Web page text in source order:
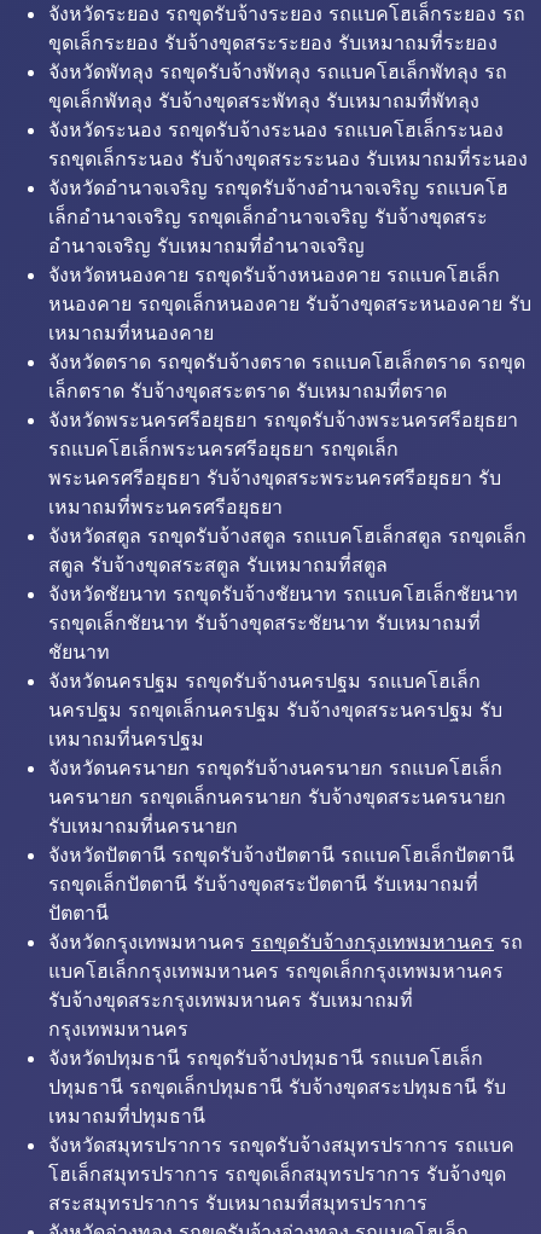
จังหวัดระยอง รถขุดรับจ้างระยอง รถแบคโฮเล็กระยอง รถ
ขุดเล็กระยอง รับจ้างขุดสระระยอง รับเหมาถมที่ระยอง
จังหวัดพัทลุง รถขุดรับจ้างพัทลุง รถแบคโฮเล็กพัทลุง รถ
ขุดเล็กพัทลุง รับจ้างขุดสระพัทลุง รับเหมาถมที่พัทลุง
จังหวัดระนอง รถขุดรับจ้างระนอง รถแบคโฮเล็กระนอง
รถขุดเล็กระนอง รับจ้างขุดสระระนอง รับเหมาถมที่ระนอง
จังหวัดอำนาจเจริญ รถขุดรับจ้างอำนาจเจริญ รถแบคโฮ
เล็กอำนาจเจริญ รถขุดเล็กอำนาจเจริญ รับจ้างขุดสระ
อำนาจเจริญ รับเหมาถมที่อำนาจเจริญ
จังหวัดหนองคาย รถขุดรับจ้างหนองคาย รถแบคโฮเล็ก
หนองคาย รถขุดเล็กหนองคาย รับจ้างขุดสระหนองคาย รับ
เหมาถมที่หนองคาย
จังหวัดตราด รถขุดรับจ้างตราด รถแบคโฮเล็กตราด รถขุด
เล็กตราด รับจ้างขุดสระตราด รับเหมาถมที่ตราด
จังหวัดพระนครศรีอยุธยา รถขุดรับจ้างพระนครศรีอยุธยา
รถแบคโฮเล็กพระนครศรีอยุธยา รถขุดเล็ก
พระนครศรีอยุธยา รับจ้างขุดสระพระนครศรีอยุธยา รับ
เหมาถมที่พระนครศรีอยุธยา
จังหวัดสตูล รถขุดรับจ้างสตูล รถแบคโฮเล็กสตูล รถขุดเล็ก
สตูล รับจ้างขุดสระสตูล รับเหมาถมที่สตูล
จังหวัดชัยนาท รถขุดรับจ้างชัยนาท รถแบคโฮเล็กชัยนาท
รถขุดเล็กชัยนาท รับจ้างขุดสระชัยนาท รับเหมาถมที่
ชัยนาท
จังหวัดนครปฐม รถขุดรับจ้างนครปฐม รถแบคโฮเล็ก
นครปฐม รถขุดเล็กนครปฐม รับจ้างขุดสระนครปฐม รับ
เหมาถมที่นครปฐม
จังหวัดนครนายก รถขุดรับจ้างนครนายก รถแบคโฮเล็ก
นครนายก รถขุดเล็กนครนายก รับจ้างขุดสระนครนายก
รับเหมาถมที่นครนายก
จังหวัดปัตตานี รถขุดรับจ้างปัตตานี รถแบคโฮเล็กปัตตานี
รถขุดเล็กปัตตานี รับจ้างขุดสระปัตตานี รับเหมาถมที่
ปัตตานี
จังหวัดกรุงเทพมหานคร รถขุดรับจ้างกรุงเทพมหานคร รถ
แบคโฮเล็กกรุงเทพมหานคร รถขุดเล็กกรุงเทพมหานคร
รับจ้างขุดสระกรุงเทพมหานคร รับเหมาถมที่
กรุงเทพมหานคร
จังหวัดปทุมธานี รถขุดรับจ้างปทุมธานี รถแบคโฮเล็ก
ปทุมธานี รถขุดเล็กปทุมธานี รับจ้างขุดสระปทุมธานี รับ
เหมาถมที่ปทุมธานี
จังหวัดสมุทรปราการ รถขุดรับจ้างสมุทรปราการ รถแบค
โฮเล็กสมุทรปราการ รถขุดเล็กสมุทรปราการ รับจ้างขุด
สระสมุทรปราการ รับเหมาถมที่สมุทรปราการ